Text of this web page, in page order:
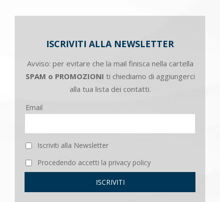
ISCRIVITI ALLA NEWSLETTER
Avviso: per evitare che la mail finisca nella cartella
SPAM o PROMOZIONI ti chiediamo di aggiungerci
alla tua lista dei contatti.
Email
Iscriviti alla Newsletter
Procedendo accetti la privacy policy